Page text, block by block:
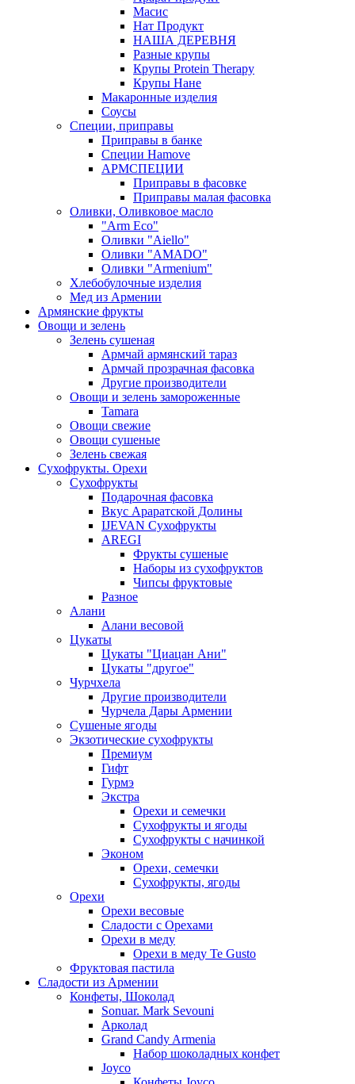
Масис
Нат Продукт
НАША ДЕРЕВНЯ
Разные крупы
Крупы Protein Therapy
Крупы Нане
Макаронные изделия
Соусы
Специи, приправы
Приправы в банке
Специи Hamove
АРМСПЕЦИИ
Приправы в фасовке
Приправы малая фасовка
Оливки, Оливковое масло
"Arm Eco"
Оливки "Aiello"
Оливки "AMADO"
Оливки "Armenium"
Хлебобулочные изделия
Мед из Армении
Армянские фрукты
Овощи и зелень
Зелень сушеная
Армчай армянский тараз
Армчай прозрачная фасовка
Другие производители
Овощи и зелень замороженные
Tamara
Овощи свежие
Овощи сушеные
Зелень свежая
Сухофрукты. Орехи
Сухофрукты
Подарочная фасовка
Вкус Араратской Долины
IJEVAN Сухофрукты
AREGI
Фрукты сушеные
Наборы из сухофруктов
Чипсы фруктовые
Разное
Алани
Алани весовой
Цукаты
Цукаты "Циацан Ани"
Цукаты "другое"
Чурчхела
Другие производители
Чурчела Дары Армении
Сушеные ягоды
Экзотические сухофрукты
Премиум
Гифт
Гурмэ
Экстра
Орехи и семечки
Сухофрукты и ягоды
Сухофрукты с начинкой
Эконом
Орехи, семечки
Сухофрукты, ягоды
Орехи
Орехи весовые
Сладости с Орехами
Орехи в меду
Орехи в меду Te Gusto
Фруктовая пастила
Сладости из Армении
Конфеты, Шоколад
Sonuar. Mark Sevouni
Арколад
Grand Candy Armenia
Набор шоколадных конфет
Joyco